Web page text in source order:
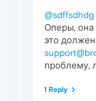
@sdffsdhdg
Оперы, она
это
проблему,
1 Reply